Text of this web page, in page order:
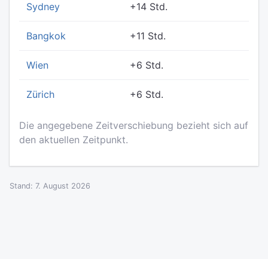
Sydney +14 Std.
Bangkok +11 Std.
Wien +6 Std.
Zürich +6 Std.
Die angegebene Zeitverschiebung bezieht sich auf
den aktuellen Zeitpunkt.
Stand: 7. August 2026